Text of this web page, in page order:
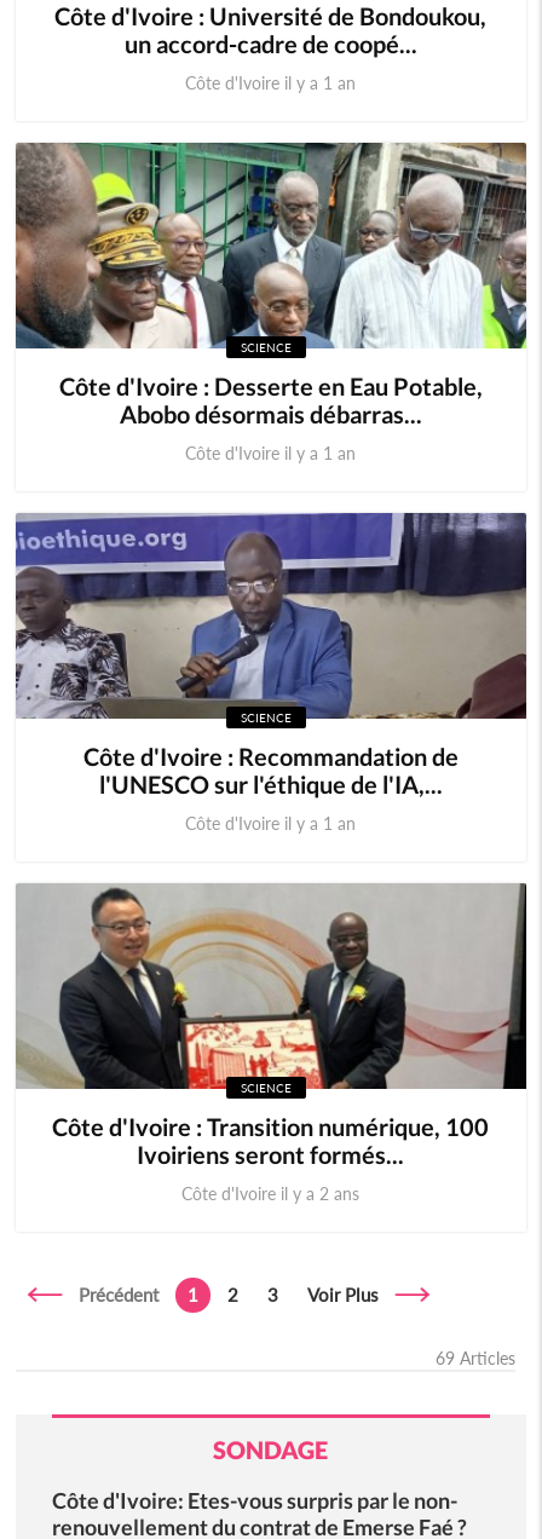
Côte d'Ivoire : Université de Bondoukou,
un accord-cadre de coopé...
Côte d'Ivoire il y a 1 an
SCIENCE
Côte d'Ivoire : Desserte en Eau Potable,
Abobo désormais débarras...
Côte d'Ivoire il y a 1 an
SCIENCE
Côte d'Ivoire : Recommandation de
l'UNESCO sur l'éthique de l'IA,...
Côte d'Ivoire il y a 1 an
SCIENCE
Côte d'Ivoire : Transition numérique, 100
Ivoiriens seront formés...
Côte d'Ivoire il y a 2 ans
Précédent 1 2 3 Voir Plus
69 Articles
SONDAGE
Côte d'Ivoire: Etes-vous surpris par le non-
renouvellement du contrat de Emerse Faé ?